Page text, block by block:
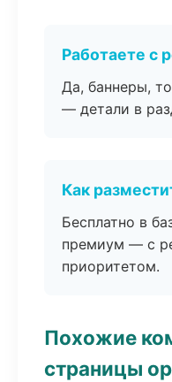
Работаете с
Да, баннеры,
— детали в
Как
Бесплатно в
премиум — с
приоритетом.
Похожие
страницы